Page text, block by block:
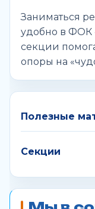
Заниматься
удобно в ФОК
секции
опоры на
Полезные
Секции